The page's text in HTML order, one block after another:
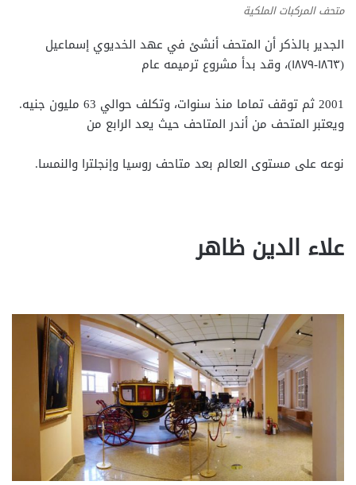
متحف المركبات الملكية
الجدير بالذكر أن المتحف أنشئ في عهد الخديوي إسماعيل
(١٨٦٣-١٨٧٩)، وقد بدأ مشروع ترميمه عام
2001 ثم توقف تماما منذ سنوات، وتكلف حوالي 63 مليون جنيه.
ويعتبر المتحف من أندر المتاحف حيث يعد الرابع من
نوعه على مستوى العالم بعد متاحف روسيا وإنجلترا والنمسا.
علاء الدين ظاهر